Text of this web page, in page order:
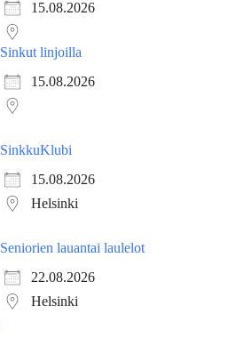
15.08.2026
Sinkut linjoilla
15.08.2026
SinkkuKlubi
15.08.2026
Helsinki
Seniorien lauantai laulelot
22.08.2026
Helsinki